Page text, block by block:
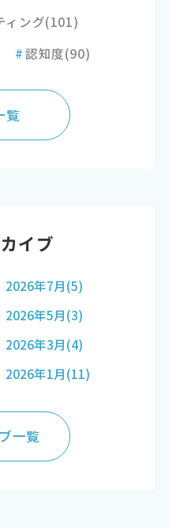
ィング(101)
#認知度(90)
覧
イブ
2026年7月(5)
2026年5月(3)
2026年3月(4)
2026年1月(11)
一覧